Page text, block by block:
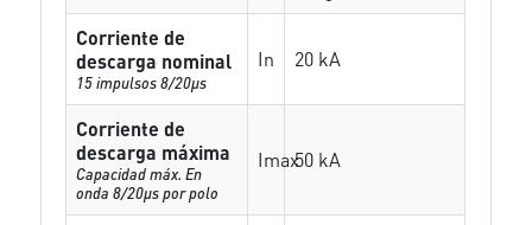
Corriente de
descarga nominal
15 impulsos 8/20µs
In 20 kA
Corriente de
descarga máxima
Capacidad máx. En
onda 8/20µs por polo
Imax50 kA